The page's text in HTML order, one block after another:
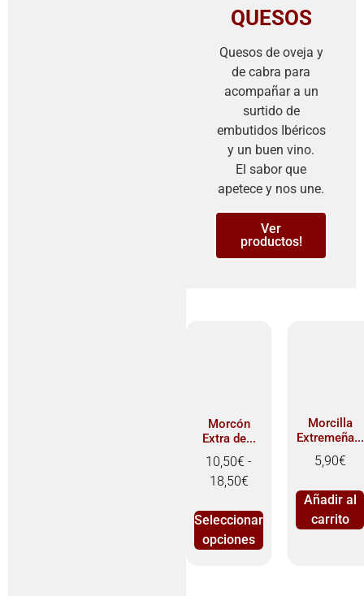
QUESOS
Quesos de oveja y
de cabra para
acompañar a un
surtido de
embutidos Ibéricos
y un buen vino.
El sabor que
apetece y nos une.
Ver
productos!
Morcón
Extra de...
10,50€ -
18,50€
Seleccionar
opciones
Morcilla
Extremeña...
5,90€
Añadir al
carrito